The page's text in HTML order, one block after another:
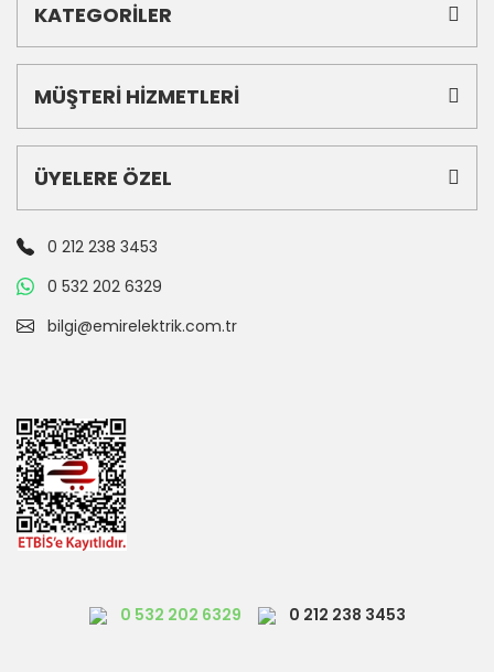
KATEGORİLER
MÜŞTERİ HİZMETLERİ
ÜYELERE ÖZEL
0 212 238 3453
0 532 202 6329
bilgi@emirelektrik.com.tr
0 532 202 6329 0 212 238 3453